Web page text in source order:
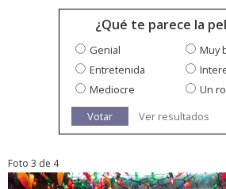
¿Qué te parece la
Genial
Muy
Entretenida
Mediocre
Un
Votar
Ver resultados
Foto 3 de 4